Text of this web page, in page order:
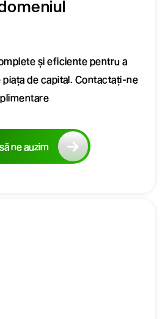
și eficiente pentru a
de capital. Contactați-ne
ne auzim